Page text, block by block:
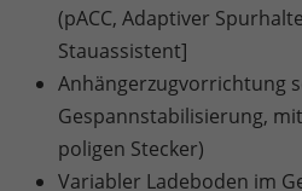
(pACC, Adaptiver
Stauassistent]
Anhängerzugvorrichtung
Gespannstabilisierung,
poligen Stecker)
Variabler Ladeboden im